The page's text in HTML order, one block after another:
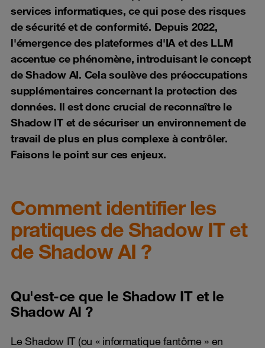
services informatiques, ce qui pose des risques
de sécurité et de conformité. Depuis 2022,
l'émergence des plateformes d'IA et des LLM
accentue ce phénomène, introduisant le concept
de Shadow AI. Cela soulève des préoccupations
supplémentaires concernant la protection des
données. Il est donc crucial de reconnaître le
Shadow IT et de sécuriser un environnement de
travail de plus en plus complexe à contrôler.
Faisons le point sur ces enjeux.
Comment identifier les
pratiques de Shadow IT et
de Shadow AI ?
Qu'est-ce que le Shadow IT et le
Shadow AI ?
Le Shadow IT (ou « informatique fantôme » en